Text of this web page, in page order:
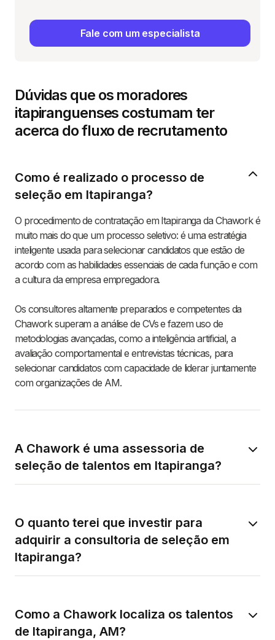
Dúvidas que os moradores
itapiranguenses costumam ter
acerca do fluxo de recrutamento
Como é realizado o processo de
seleção em Itapiranga?
O procedimento de contratação em Itapiranga da Chawork é
muito mais do que um processo seletivo: é uma estratégia
inteligente usada para selecionar candidatos que estão de
acordo com as habilidades essenciais de cada função e com
a cultura da empresa empregadora.
Os consultores altamente preparados e competentes da
Chawork superam a análise de CVs e fazem uso de
metodologias avançadas, como a inteligência artificial, a
avaliação comportamental e entrevistas técnicas, para
selecionar candidatos com capacidade de liderar juntamente
com organizações de AM.
A Chawork é uma assessoria de
seleção de talentos em Itapiranga?
O quanto terei que investir para
adquirir a consultoria de seleção em
Itapiranga?
Como a Chawork localiza os talentos
de Itapiranga, AM?
Fale com um especialista